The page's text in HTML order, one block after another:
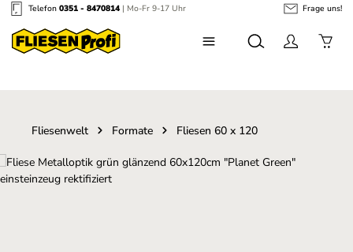
Zum Hauptinhalt springen
Telefon 0351 - 8470814| Mo-Fr 9-17 Uhr Frage uns!
Fliesenwelt Formate Fliesen 60 x 120
Bildergalerie überspringen